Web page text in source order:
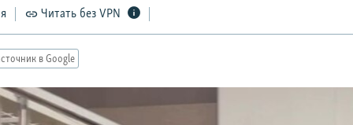
Читать без VPN
в Google